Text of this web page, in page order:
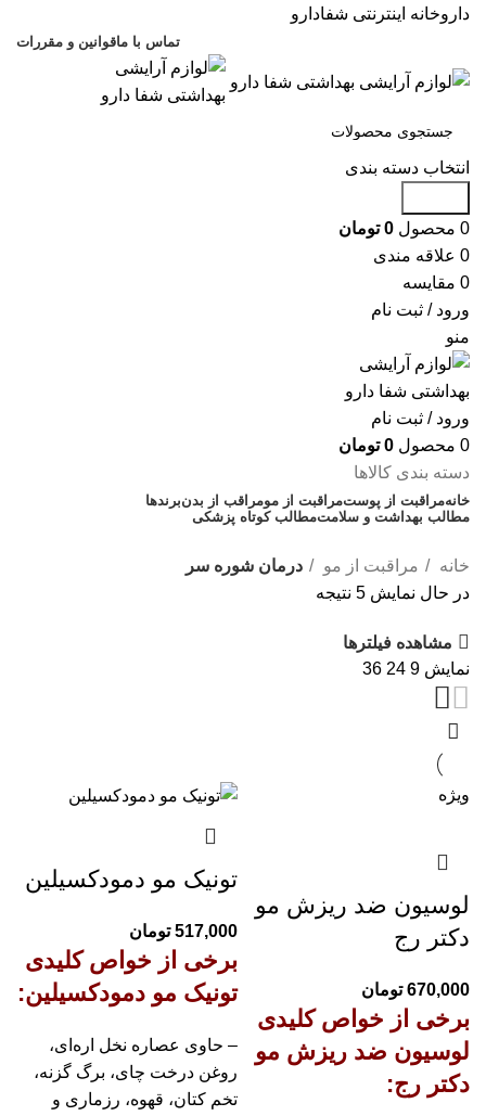
داروخانه اینترنتی شفادارو
تماس با ماقوانین و مقررات
انتخاب دسته بندی
0 محصول 0 تومان
0 علاقه مندی
0 مقایسه
ورود / ثبت نام
منو
ورود / ثبت نام
0 محصول 0 تومان
دسته بندی کالاها
خانهمراقبت از پوستمراقبت از مومراقب از بدنبرندها
مطالب بهداشت و سلامتمطالب کوتاه پزشکی
خانه مراقبت از مو
درمان شوره سر
در حال نمایش 5 نتیجه
مشاهده فیلترها
نمایش 9
24
36
ویژه
لوسیون ضد ریزش مو
دکتر رج
670,000 تومان
برخی از خواص کلیدی
لوسیون ضد ریزش مو
دکتر رج:
تونیک مو دمودکسیلین
517,000 تومان
برخی از خواص کلیدی
تونیک مو دمودکسیلین:
– حاوی عصاره نخل اره‌ای،
روغن درخت چای، برگ گزنه،
تخم کتان، قهوه، رزماری و